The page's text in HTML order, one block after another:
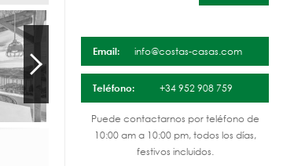
Email: info@costas-casas.com
Teléfono: +34 952 908 759
Puede contactarnos por teléfono de
10:00 am a 10:00 pm, todos los días,
festivos incluidos.